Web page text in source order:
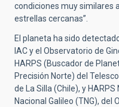
condiciones muy similares
estrellas cercanas”.
El planeta ha sido
IAC y el Observatorio de
HARPS (Buscador de
Precisión Norte) del
de La Silla (Chile), y
Nacional Galileo (TNG), del